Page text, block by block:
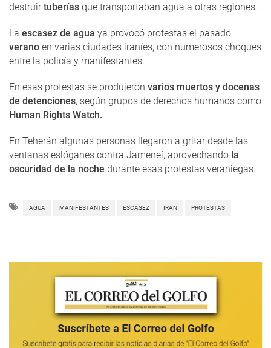
destruirtuberías que transportaban agua a otras regiones.
La escasez de agua ya provocó protestas el pasado
verano en varias ciudades iraníes, con numerosos choques
entre la policía y manifestantes.
En esas protestas se produjeron varios muertos y docenas
de detenciones, según grupos de derechos humanos como
Human Rights Watch.
En Teherán algunas personas llegaron a gritar desde las
ventanas eslóganes contra Jameneí, aprovechando la
oscuridad de la noche durante esas protestas veraniegas.
AGUA MANIFESTANTES ESCASEZ IRÁN PROTESTAS